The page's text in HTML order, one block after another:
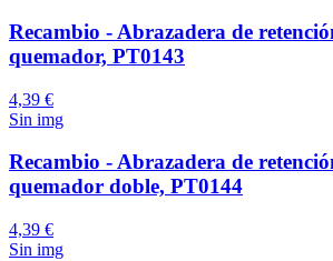
Recambio - Abrazadera de
quemador, PT0143
4,39 €
Sin img
Recambio - Abrazadera de
quemador doble, PT0144
4,39 €
Sin img